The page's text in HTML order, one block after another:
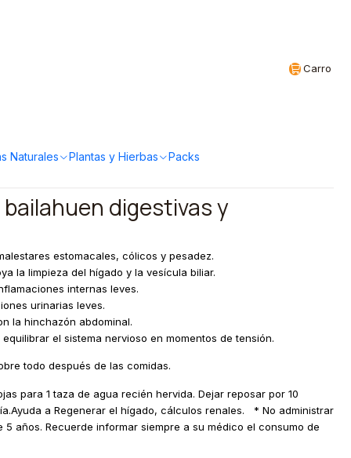
Carro
Naturales Plantas y Hierbas Packs
digestivas y
estomacales, cólicos y pesadez.
la limpieza del hígado y la vesícula biliar.
internas leves.
urinarias leves.
la hinchazón abdominal.
equilibrar el sistema nervioso en momentos de tensión.
todo después de las comidas.
para 1 taza de agua recién hervida. Dejar reposar por 10
a Regenerar el hígado, cálculos renales. * No administrar
años. Recuerde informar siempre a su médico el consumo de